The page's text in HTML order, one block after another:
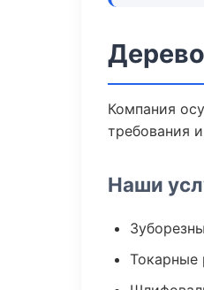
Компания
требования
Наши
Токарные